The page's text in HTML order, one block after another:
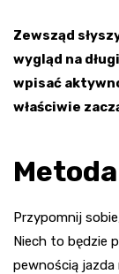
Zewsząd
wygląd na
wpisać
właściwie
Przypomnij
Niech to będzie
pewnością jazda